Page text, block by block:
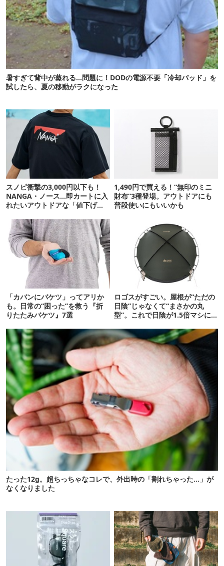
暑すぎて背中が蒸れる…問題に！DODの電源不要「冷却パッド」を
試したら、夏の移動がラクになった
スノピ衝撃の3,000円以下も！
NANGA・ノース…即カートに入
れたいアウトドアな「値下げ夏
1,490円で買える！“無印のミニ
財布”3種登場。アウトドアにも
普段使いにもいいかも
「カバンにバケツ」ってアリか
も。日常の“困った”を救う『折
りたたみバケツ』7選
ロゴスがすごい。屋根が“ただの
日陰”じゃなくて“まさかの丸
型”。これで日陰が1.5倍マシに
たった12g。超ちっちゃなコレで、外出時の「割れちゃった…」が
なくなりました